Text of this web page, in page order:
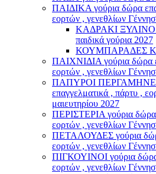
ΠΑΙΔΙΚΑ γούρια δώρα
εορτών , γενεθλίων
ΚΑΔΡΑΚΙ ΞΥΛΙΝΟ
παιδικά γούρια 2027
ΚΟΥΜΠΑΡΑΔΕΣ
ΠΑΙΧΝΙΔΙΑ γούρια δώρα
εορτών , γενεθλίων
ΠΑΠΥΡΟΙ ΠΕΡΓΑΜΗΝΕΣ
επαγγελματικά , πάρτυ ,
μαιευτηρίου 2027
ΠΕΡΙΣΤΕΡΙΑ γούρια δώρα
εορτών , γενεθλίων
ΠΕΤΑΛΟΥΔΕΣ γούρια
εορτών , γενεθλίων
ΠΙΓΚΟΥΙΝΟΙ γούρια δώρα
εορτών , γενεθλίων